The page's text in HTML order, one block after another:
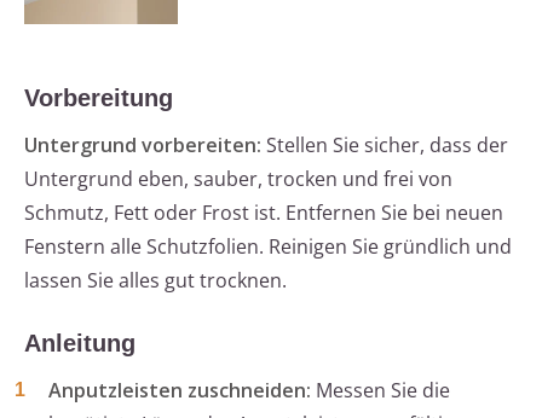
Vorbereitung
Untergrund vorbereiten: Stellen Sie sicher, dass der
Untergrund eben, sauber, trocken und frei von
Schmutz, Fett oder Frost ist. Entfernen Sie bei neuen
Fenstern alle Schutzfolien. Reinigen Sie gründlich und
lassen Sie alles gut trocknen.
Anleitung
Anputzleisten zuschneiden: Messen Sie die